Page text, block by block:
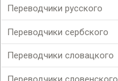
Переводчики русского
Переводчики сербского
Переводчики словацкого